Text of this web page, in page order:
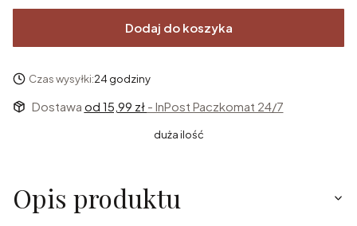
Dodaj do koszyka
Czas wysyłki:24 godziny
Dostawa od 15,99 zł - InPost Paczkomat 24/7
duża ilość
Opis produktu